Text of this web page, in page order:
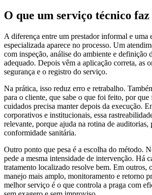
O que um serviço técnico
A diferença entre um prestador informal e uma
especializada aparece no processo. Um
com inspeção, análise do ambiente e definição
adequado. Depois vêm a aplicação correta, as
segurança e o registro do serviço.
Na prática, isso reduz erro e retrabalho.
para o cliente, que sabe o que foi feito, por
cuidados precisa manter depois da execução.
corporativos e institucionais, essa
relevante, porque ajuda na rotina de auditorias,
conformidade sanitária.
Outro ponto que pesa é a escolha do método.
pede a mesma intensidade de intervenção. Há
tratamento localizado resolve bem. Em outros,
manejo mais amplo, monitoramento e retorno
melhor serviço é o que controla a praga com